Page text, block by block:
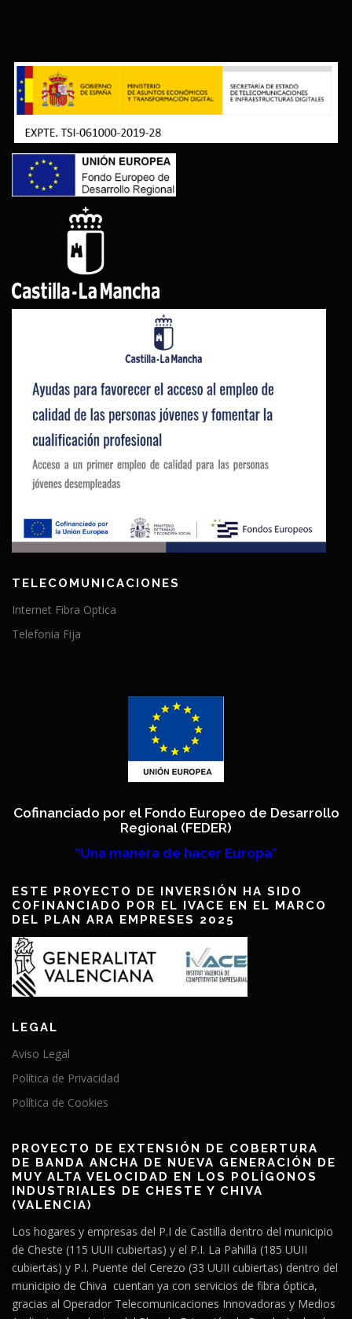
TELECOMUNICACIONES
Internet Fibra Optica
Telefonia Fija
Cofinanciado por el Fondo Europeo de Desarrollo
Regional (FEDER)
“Una manera de hacer Europa”
ESTE PROYECTO DE INVERSIÓN HA SIDO
COFINANCIADO POR EL IVACE EN EL MARCO
DEL PLAN ARA EMPRESES 2025
LEGAL
Aviso Legal
Política de Privacidad
Política de Cookies
PROYECTO DE EXTENSIÓN DE COBERTURA
DE BANDA ANCHA DE NUEVA GENERACIÓN DE
MUY ALTA VELOCIDAD EN LOS POLÍGONOS
INDUSTRIALES DE CHESTE Y CHIVA
(VALENCIA)
Los hogares y empresas del P.I de Castilla dentro del municipio
de Cheste (115 UUII cubiertas) y el P.I. La Pahilla (185 UUII
cubiertas) y P.I. Puente del Cerezo (33 UUII cubiertas) dentro del
municipio de Chiva cuentan ya con servicios de fibra óptica,
gracias al Operador Telecomunicaciones Innovadoras y Medios